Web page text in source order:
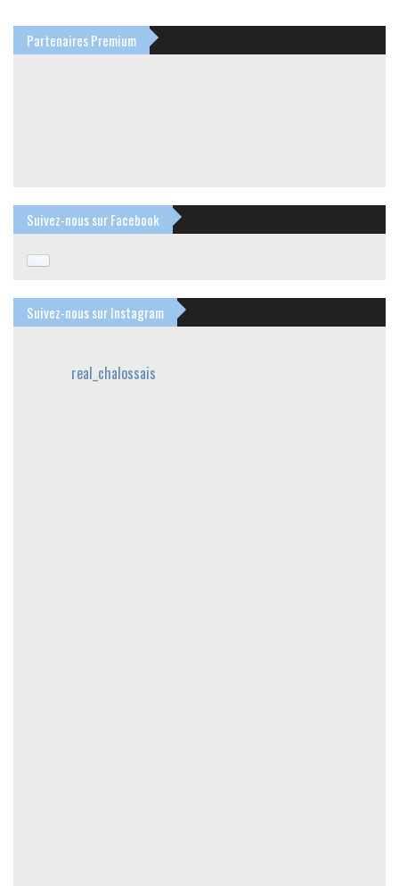
Partenaires Premium
Suivez-nous sur Facebook
Suivez-nous sur Instagram
real_chalossais